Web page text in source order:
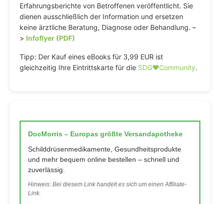
Erfahrungsberichte von Betroffenen veröffentlicht. Sie
dienen ausschließlich der Information und ersetzen
keine ärztliche Beratung, Diagnose oder Behandlung. –
> Infoflyer (PDF)
Tipp: Der Kauf eines eBooks für 3,99 EUR ist
gleichzeitig Ihre Eintrittskarte für die SDG♥️Community.
DocMorris – Europas größte Versandapotheke
Schilddrüsenmedikamente, Gesundheitsprodukte
und mehr bequem online bestellen – schnell und
zuverlässig.
Hinweis: Bei diesem Link handelt es sich um einen Affiliate-
Link.